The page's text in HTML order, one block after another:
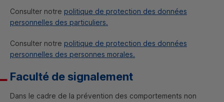
Consulter notre politique de protection des données
personnelles des particuliers.
Consulter notre politique de protection des données
personnelles des personnes morales.
Faculté de signalement
Dans le cadre de la prévention des comportements non